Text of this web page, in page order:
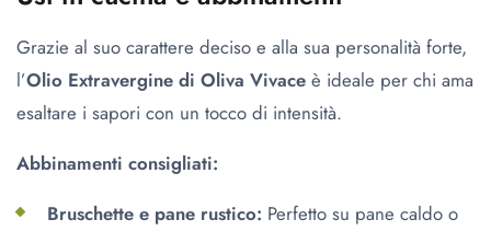
Grazie al suo carattere deciso e alla sua personalità forte,
l’Olio Extravergine di Oliva Vivace è ideale per chi ama
esaltare i sapori con un tocco di intensità.
Abbinamenti consigliati:
Bruschette e pane rustico: Perfetto su pane caldo o